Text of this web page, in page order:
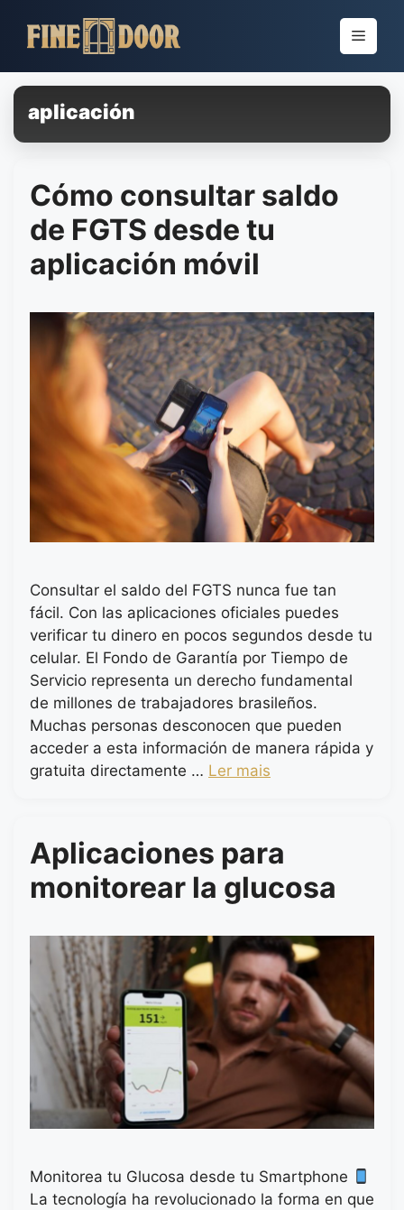
para
conteúdo
Menu
aplicación
Cómo consultar saldo
de FGTS desde tu
aplicación móvil
Consultar el saldo del FGTS nunca fue tan
fácil. Con las aplicaciones oficiales puedes
verificar tu dinero en pocos segundos desde tu
celular. El Fondo de Garantía por Tiempo de
Servicio representa un derecho fundamental
de millones de trabajadores brasileños.
Muchas personas desconocen que pueden
acceder a esta información de manera rápida y
gratuita directamente … Ler mais
Aplicaciones para
monitorear la glucosa
Monitorea tu Glucosa desde tu Smartphone
La tecnología ha revolucionado la forma en que